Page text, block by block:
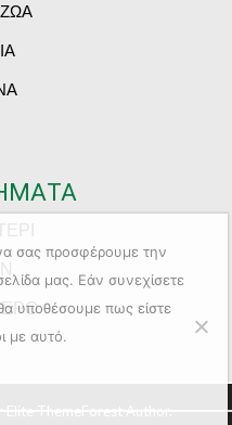
σας προσφέρουμε την
μας. Εάν συνεχίσετε
υποθέσουμε πως είστε
με αυτό.